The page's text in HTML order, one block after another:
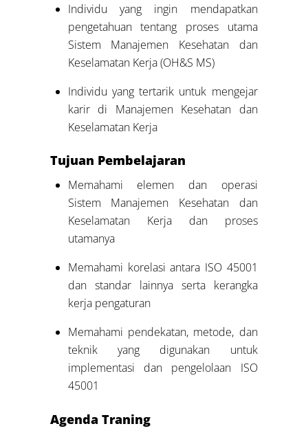
Individu yang ingin mendapatkan
pengetahuan tentang proses utama
Sistem Manajemen Kesehatan dan
Keselamatan Kerja (OH&S MS)
Individu yang tertarik untuk mengejar
karir di Manajemen Kesehatan dan
Keselamatan Kerja
Tujuan Pembelajaran
Memahami elemen dan operasi
Sistem Manajemen Kesehatan dan
Keselamatan Kerja dan proses
utamanya
Memahami korelasi antara ISO 45001
dan standar lainnya serta kerangka
kerja pengaturan
Memahami pendekatan, metode, dan
teknik yang digunakan untuk
implementasi dan pengelolaan ISO
45001
AgendaTraning